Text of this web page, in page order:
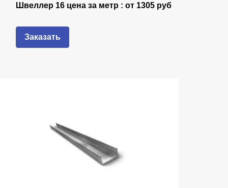
Швеллер 16 цена за метр : от 1305 руб
Заказать